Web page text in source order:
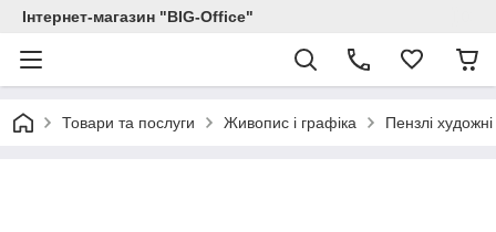
Інтернет-магазин "BIG-Office"
Товари та послуги Живопис і графіка Пензлі художні